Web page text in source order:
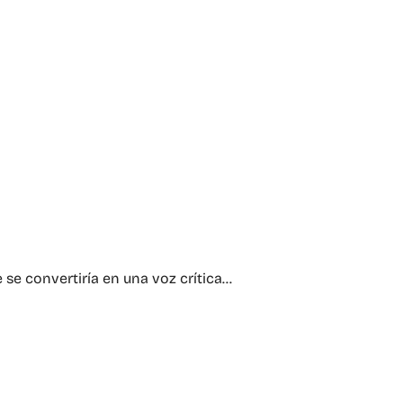
se convertiría en una voz crítica…